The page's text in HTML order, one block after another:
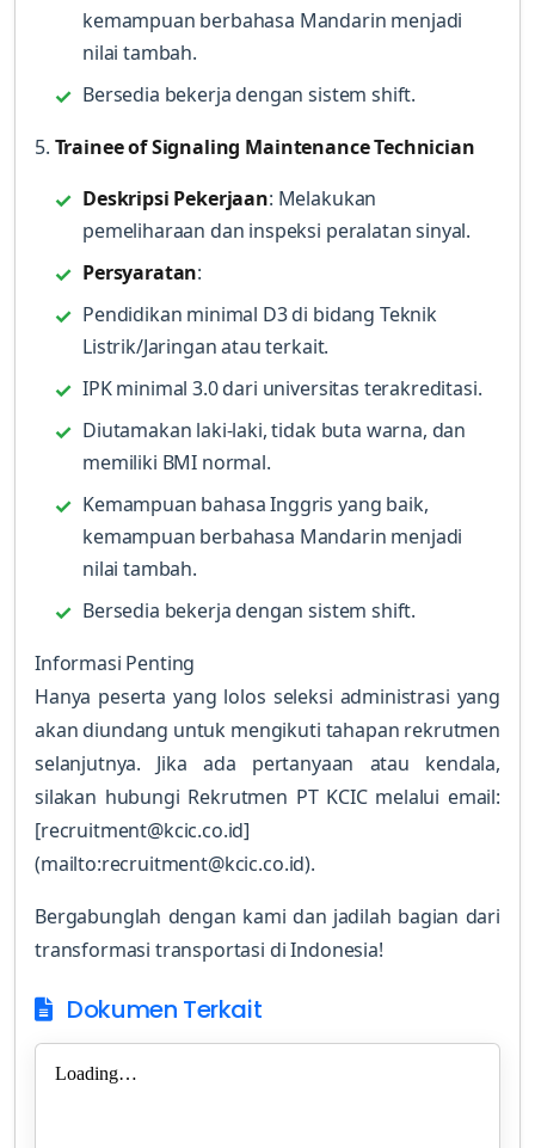
kemampuan berbahasa Mandarin menjadi
nilai tambah.
Bersedia bekerja dengan sistem shift.
5. Trainee of Signaling Maintenance Technician
Deskripsi Pekerjaan: Melakukan
pemeliharaan dan inspeksi peralatan sinyal.
Persyaratan:
Pendidikan minimal D3 di bidang Teknik
Listrik/Jaringan atau terkait.
IPK minimal 3.0 dari universitas terakreditasi.
Diutamakan laki-laki, tidak buta warna, dan
memiliki BMI normal.
Kemampuan bahasa Inggris yang baik,
kemampuan berbahasa Mandarin menjadi
nilai tambah.
Bersedia bekerja dengan sistem shift.
Informasi Penting
Hanya peserta yang lolos seleksi administrasi yang
akan diundang untuk mengikuti tahapan rekrutmen
selanjutnya. Jika ada pertanyaan atau kendala,
silakan hubungi Rekrutmen PT KCIC melalui email:
[recruitment@kcic.co.id]
(mailto:recruitment@kcic.co.id).
Bergabunglah dengan kami dan jadilah bagian dari
transformasi transportasi di Indonesia!
Dokumen Terkait